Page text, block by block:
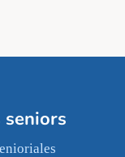
seniors